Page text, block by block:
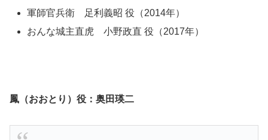
軍師官兵衛 足利義昭 役（2014年）
おんな城主直虎 小野政直 役（2017年）
鳳（おおとり）役：奥田瑛二